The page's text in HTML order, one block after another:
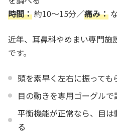
時間：約10〜15分／痛み：
近年、耳鼻科やめまい専門施
です。
頭を素早く左右に振っても
目の動きを専用ゴーグルで
平衡機能が正常なら、目
る